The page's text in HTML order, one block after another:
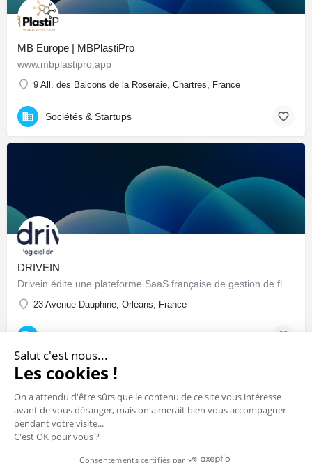
MB Europe | MBPlastiPro
www.mbplastipro.app
9 All. des Balcons de la Roseraie, Chartres, France
Sociétés & Startups
DRIVEIN
23 Avenue Dauphine, Orléans, France
Salut c'est nous...
Les cookies !
On a attendu d'être sûrs que le contenu de ce site vous intéresse
avant de vous déranger, mais on aimerait bien vous accompagner
pendant votre visite...
C'est OK pour vous ?
Consentements certifiés par